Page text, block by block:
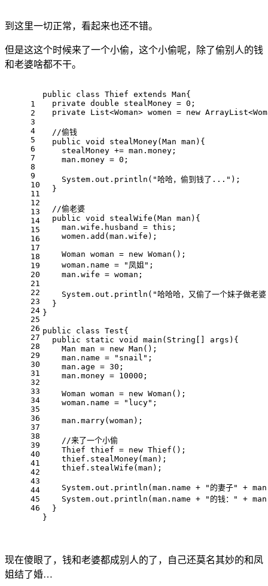
到这里一切正常，看起来也还不错。
但是这这个时候来了一个小偷，这个小偷呢，除了偷别人的钱
和老婆啥都不干。
1
2
3
4
5
6
7
8
9
10
11
12
13
14
15
16
17
18
19
20
21
22
23
24
25
26
27
28
29
30
31
32
33
34
35
36
37
38
39
40
41
42
43
44
45
46
public class Thief extends Man{
private double stealMoney = 0 ;
private List<Woman> women = new
//偷钱
public void stealMoney(Man man) {
    stealMoney += man.money;
    man.money =
0 ;
    System.out.println(
"哈哈，偷到钱了..." );
  }
//偷老婆
public void stealWife (Man man) {
    man.wife.husband =
this ;
    women.add(man.wife);
    Woman woman =
new Woman();
    woman.name =
"凤姐" ;
    man.wife = woman;
    System.out.println(
"哈哈哈，又偷了一个妹子做
  }
}
public
class Test{
public
static void main (String[] args) {
    Man man =
new Man();
    man.name =
"snail" ;
    man.age =
30 ;
    man.money =
10000 ;
    Woman woman =
new Woman();
    woman.name =
"lucy" ;
    man.marry(woman);
//来了一个小偷
    Thief thief =
new Thief();
    thief.stealMoney(man);
    thief.stealWife(man);
    System.out.println(man.name +
"的妻子"
+
    System.out.println(man.name +
"的钱："
+
  }
}
现在傻眼了，钱和老婆都成别人的了，自己还莫名其妙的和凤
姐结了婚…